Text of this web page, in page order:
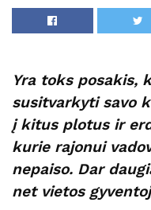
Yra toks posakis,
susitvarkyti savo
į kitus plotus ir
kurie rajonui
nepaiso. Dar
net vietos